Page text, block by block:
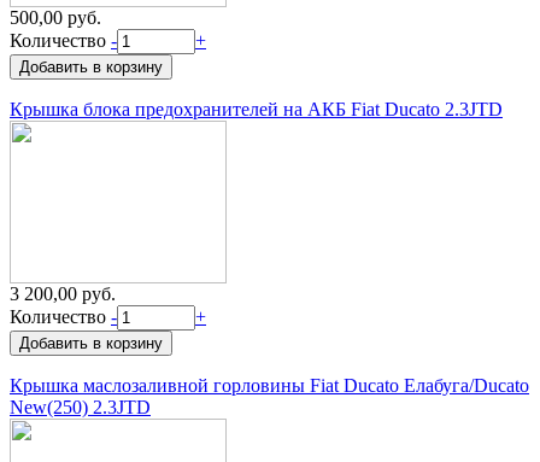
500,00 руб.
Количество - +
Крышка блока предохранителей на АКБ Fiat Ducato 2.3JTD
3 200,00 руб.
Количество - +
Крышка маслозаливной горловины Fiat Ducato Елабуга/Ducato
New(250) 2.3JTD